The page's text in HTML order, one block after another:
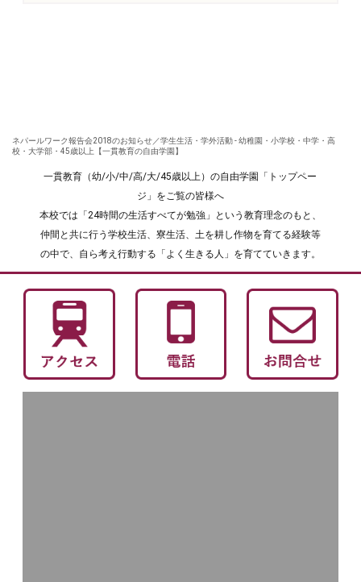
ネパールワーク報告会2018のお知らせ／学生生活・学外活動 - 幼稚園・小学校・中学・高
校・大学部・45歳以上【一貫教育の自由学園】
一貫教育（幼/小/中/高/大/45歳以上）の自由学園「トップペー
ジ」をご覧の皆様へ
本校では「24時間の生活すべてが勉強」という教育理念のもと、
仲間と共に行う学校生活、寮生活、土を耕し作物を育てる経験等
の中で、自ら考え行動する「よく生きる人」を育てていきます。